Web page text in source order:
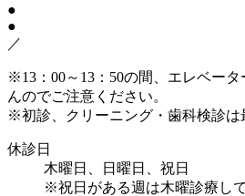
●
●
／
※13：00～13：50の間、エレベー
んのでご注意ください。
※初診、クリーニング・歯科検診は
休診日
木曜日、日曜日、祝日
※祝日がある週は木曜診療して